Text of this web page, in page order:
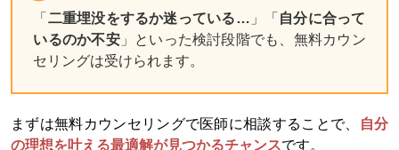
「 二重埋没をするか迷っている… 」「 自分に合って
いるのか不安」といった検討段階でも、無料カウン
セリングは受けられます。
まずは無料カウンセリングで医師に相談することで、
自分
の理想を叶える最適解が見つかるチャンスです。